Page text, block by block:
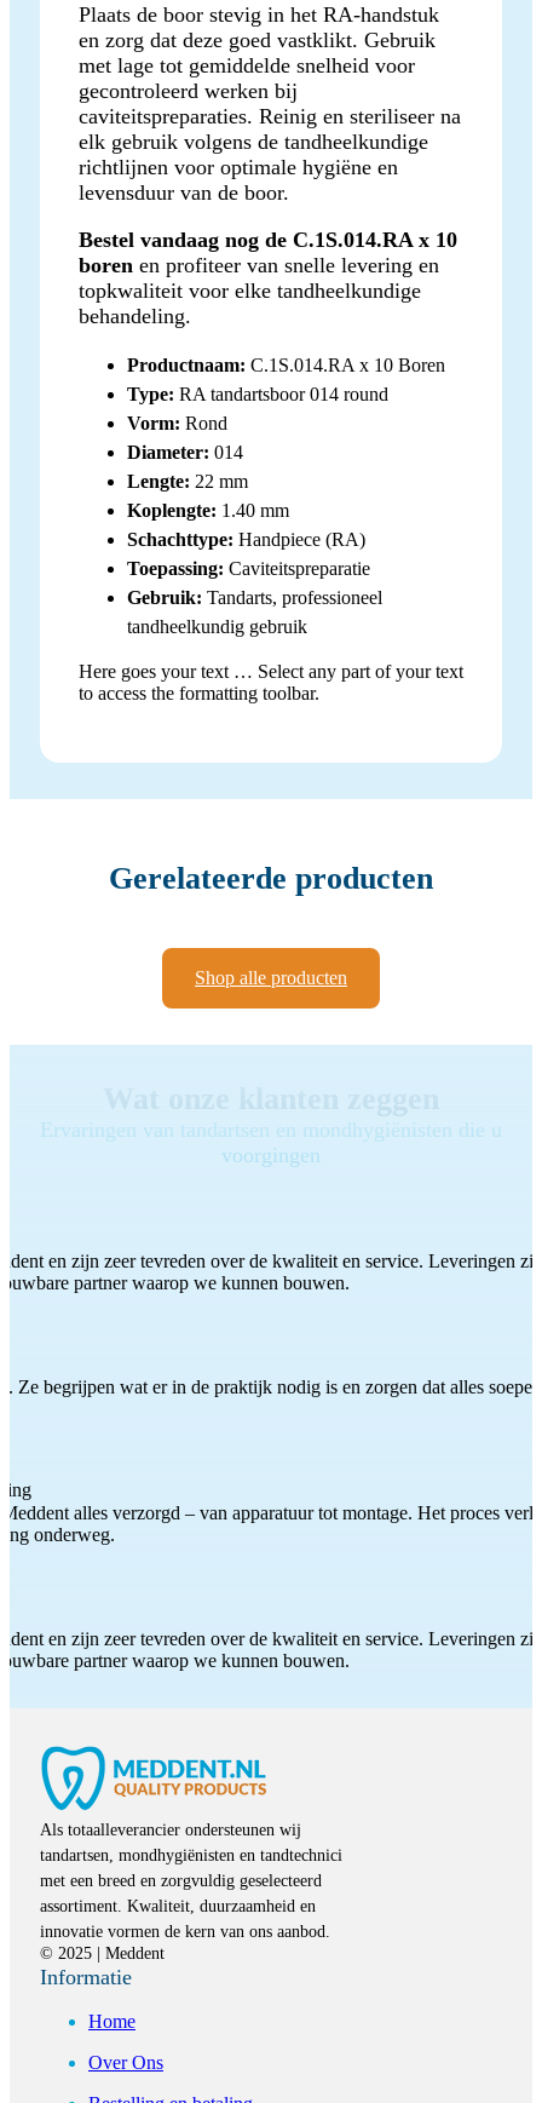
Plaats de boor stevig in het RA-handstuk
en zorg dat deze goed vastklikt. Gebruik
met lage tot gemiddelde snelheid voor
gecontroleerd werken bij
caviteitspreparaties. Reinig en steriliseer na
elk gebruik volgens de tandheelkundige
richtlijnen voor optimale hygiëne en
levensduur van de boor.
Bestel vandaag nog de C.1S.014.RA x 10
boren en profiteer van snelle levering en
topkwaliteit voor elke tandheelkundige
behandeling.
Productnaam: C.1S.014.RA x 10 Boren
Type: RA tandartsboor 014 round
Vorm: Rond
Diameter: 014
Lengte: 22 mm
Koplengte: 1.40 mm
Schachttype: Handpiece (RA)
Toepassing: Caviteitspreparatie
Gebruik: Tandarts, professioneel
tandheelkundig gebruik
Here goes your text … Select any part of your text
to access the formatting toolbar.
Gerelateerde producten
Shop alle producten
Ervaringen van tandartsen en mondhygiënisten die u
voorgingen
en zijn zeer tevreden over de kwaliteit en service. Leveringen
partner waarop we kunnen bouwen.
Ze begrijpen wat er in de praktijk nodig is en zorgen dat alles
alles verzorgd – van apparatuur tot montage. Het proces
onderweg.
en zijn zeer tevreden over de kwaliteit en service. Leveringen
partner waarop we kunnen bouwen.
Als totaalleverancier ondersteunen wij
tandartsen, mondhygiënisten en tandtechnici
met een breed en zorgvuldig geselecteerd
assortiment. Kwaliteit, duurzaamheid en
innovatie vormen de kern van ons aanbod.
© 2025 | Meddent
Informatie
Home
Over Ons